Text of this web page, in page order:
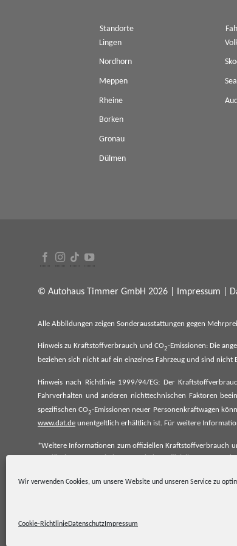
Wir verwenden Cookies, um unsere Website und unseren Service zu
Cookie-RichtlinieDatenschutzImpressum
Standorte
Lingen
Nordhorn
Meppen
Rheine
Borken
Gronau
Dülmen
© Autohaus Timmer GmbH 2026 | Impressum
Alle Abbildungen zeigen Sonderausstattungen gegen
Hinweis zu Kraftstoffverbrauch und CO2-Emissionen: Die
beziehen sich nicht auf ein einzelnes Fahrzeug und sind
Hinweis nach Richtlinie 1999/94/EG: Der
Fahrverhalten und anderen nichttechnischen Faktoren
spezifischen CO2-Emissionen neuer Personenkraftwagen
www.dat.de unentgeltlich erhältlich ist. Für weitere
*Weitere Informationen zum offiziellen Kraftstoffverbrauch
spezifischen CO₂-Emissionen und den offiziellen